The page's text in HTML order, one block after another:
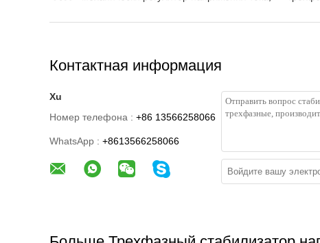
Контактная информация
Xu
Номер телефона : +86 13566258066
WhatsApp : +8613566258066